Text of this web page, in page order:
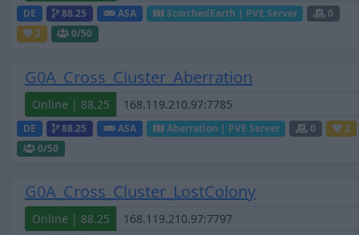
DE 88.25 ASA ScorchedEarth | PVE Server
0
2
0/50
G0A_Cross_Cluster_Aberration
Online | 88.25
DE 88.25 ASA Aberration | PVE Server 0
2
0/50
G0A_Cross_Cluster_LostColony
Online | 88.25